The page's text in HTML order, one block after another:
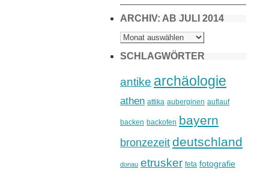
ARCHIV: AB JULI 2014
ARCHIV:
AB
2014
SCHLAGWÖRTER
antike archäologie
athen attika auberginen auflauf
backen backofen bayern
bronzezeit deutschland
donau etrusker feta fotografie